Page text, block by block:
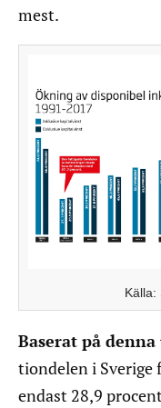
mest.
Källa:
Baserat på
tiondelen i
endast 28,9